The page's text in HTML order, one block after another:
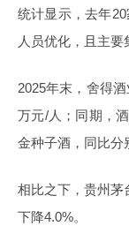
统计显示，去年
人员优化，且主要
2025年末，舍得
万元/人；同期，
金种子酒，同比分
相比之下，贵州茅
下降4.0%。